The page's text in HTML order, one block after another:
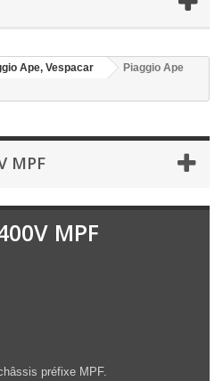
Ape, Vespacar
Piaggio Ape
MPF
MPF
préfixe MPF.